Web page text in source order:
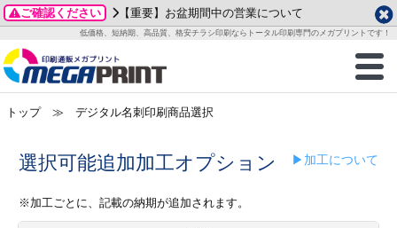
ご確認ください 【重要】お盆期間中の営業について
低価格、短納期、高品質、格安チラシ印刷ならトータル印刷専門のメガプリントです！
商品一覧
グッズ
ステッカー
物
ックカード印刷
ご利用ガイド
お客様へ
いて
ついて
方法
刷
カード印刷
ード印刷
ックカード名刺
データ作成ガイド
成前に
ガイド
イド
加工指示ガイド
テンプレート
ード印刷
名刺印刷
名刺印刷
ックカード
一覧
わせ
質問FAQ
り
2026年 8月
月
火 水 木 金
土
1
10
11 12 13
15
24
25 26 27 28
29
トップ≫ デジタル名刺印刷商品選択
選択可能追加加工オプション ▶加工について
※加工ごとに、記載の納期が追加されます。